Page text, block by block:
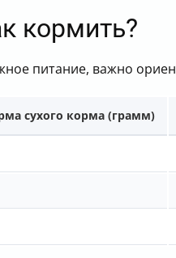
кормить?
питание, важно
сухого корма (грамм)